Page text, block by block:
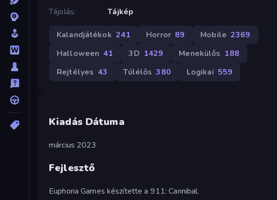
Tájolás
Tájkép
Kalandjátékok 241 Horror 89 Mobile 2369
Halloween 41 3D 1429 Menekülős 188
Rejtélyes 43 Túlélős 380 Logikai 559
Kiadás Dátuma
március 2023
Fejlesztő
Euphoria Games készítette a 911: Cannibal.